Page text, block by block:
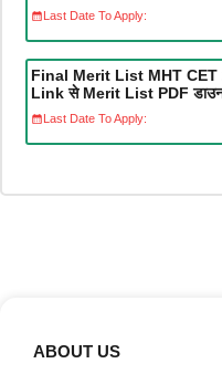
Last Date To Apply:
Final Merit List MHT
Link से Merit List PDF
Last Date To Apply:
ABOUT US